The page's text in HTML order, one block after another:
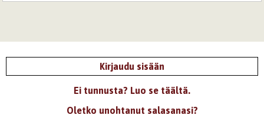
Kirjaudu sisään
Ei tunnusta? Luo se täältä.
Oletko unohtanut salasanasi?